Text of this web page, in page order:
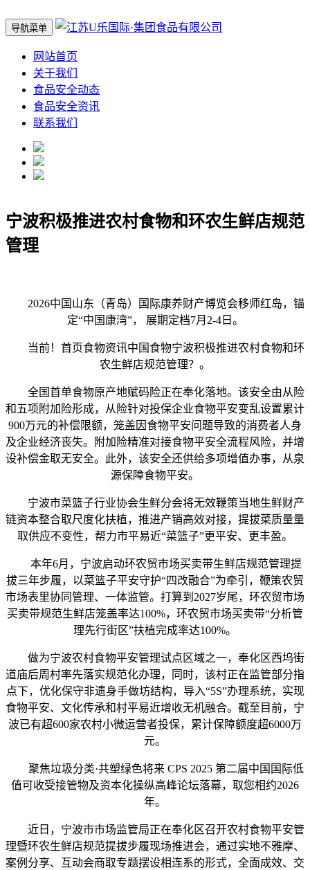
导航菜单
网站首页
关于我们
食品安全动态
食品安全资讯
联系我们
宁波积极推进农村食物和环农生鲜店规范
管理
2026中国山东（青岛）国际康养财产博览会移师红岛，锚
定“中国康湾”， 展期定档7月2-4日。
当前！首页食物资讯中国食物宁波积极推进农村食物和环
农生鲜店规范管理？。
全国首单食物原产地赋码险正在奉化落地。该安全由从险
和五项附加险形成，从险针对投保企业食物平安变乱设置累计
900万元的补偿限额，笼盖因食物平安问题导致的消费者人身
及企业经济丧失。附加险精准对接食物平安全流程风险，并增
设补偿金取无安全。此外，该安全还供给多项增值办事，从泉
源保障食物平安。
宁波市菜篮子行业协会生鲜分会将无效鞭策当地生鲜财产
链资本整合取尺度化扶植，推进产销高效对接，提拔菜质量量
取供应不变性，帮力市平易近“菜篮子”更平安、更丰盈。
本年6月，宁波启动环农贸市场买卖带生鲜店规范管理提
拔三年步履，以菜篮子平安守护“四改融合”为牵引，鞭策农贸
市场表里协同管理、一体监管。打算到2027岁尾，环农贸市场
买卖带规范生鲜店笼盖率达100%，环农贸市场买卖带“分析管
理先行街区”扶植完成率达100%。
做为宁波农村食物平安管理试点区域之一，奉化区西坞街
道庙后周村率先落实规范化办理，同时，该村正在监管部分指
点下，优化保守非遗身手做坊结构，导入“5S”办理系统，实现
食物平安、文化传承和村平易近增收无机融合。截至目前，宁
波已有超600家农村小微运营者投保，累计保障额度超6000万
元。
聚焦垃圾分类·共塑绿色将来 CPS 2025 第二届中国国际低
值可收受接管物及资本化操纵高峰论坛落幕，取您相约2026
年。
近日，宁波市市场监管局正在奉化区召开农村食物平安管
理暨环农生鲜店规范提拔步履现场推进会，通过实地不雅摩、
案例分享、互动会商取专题摆设相连系的形式，全面成效、交